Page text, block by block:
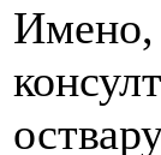
Имено,